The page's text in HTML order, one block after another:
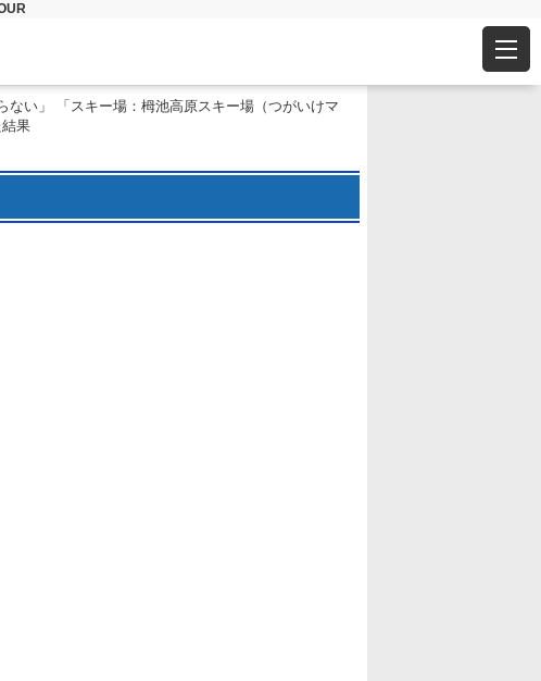
ない」 「スキー場：栂池高原スキー場（つがいけマ
果